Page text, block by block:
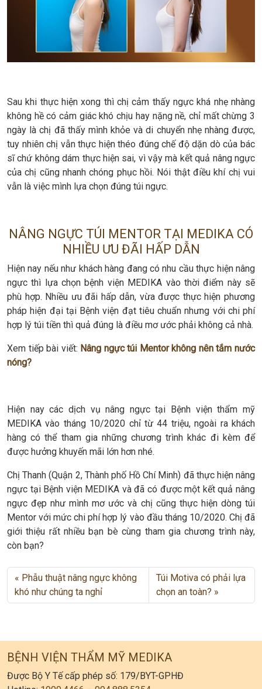
Sau khi thực hiện xong thì chị cảm thấy ngực khá nhẹ nhàng
không hề có cảm giác khó chịu hay nặng nề, chỉ mất chừng 3
ngày là chị đã thấy mình khỏe và di chuyển nhẹ nhàng được,
tuy nhiên chị vẫn thực hiện théo đúng chế độ dặn dò của bác
sĩ chứ không dám thực hiện sai, vì vậy mà kết quả nâng ngực
của chị cũng nhanh chóng phục hồi. Nói thật điều khí chị vui
vẫn là việc mình lựa chọn đúng túi ngực.
NÂNG NGỰC TÚI MENTOR TẠI MEDIKA CÓ
NHIỀU ƯU ĐÃI HẤP DẪN
Hiện nay nếu như khách hàng đang có nhu cầu thực hiện nâng
ngực thì lựa chọn bệnh viện MEDIKA vào thời điểm này sẽ
phù hợp. Nhiều ưu đãi hấp dẫn, vừa được thực hiện phương
pháp hiện đại tại Bệnh viện đạt tiêu chuẩn nhưng với chi phí
hợp lý túi tiền thì quả đúng là điều mơ ước phải không cả nhà.
Xem tiếp bài viết: Nâng ngực túi Mentor không nên tắm nước
nóng?
Hiện nay các dịch vụ nâng ngực tại Bệnh viện thẩm mỹ
MEDIKA vào tháng 10/2020 chỉ từ 44 triệu, ngoài ra khách
hàng có thể tham gia những chương trình khác đi kèm để
được hưởng khuyến mãi lớn hơn nhé.
Chị Thanh (Quận 2, Thành phố Hồ Chí Minh) đã thực hiện nâng
ngực tại Bệnh viện MEDIKA và đã có được một kết quả nâng
ngực đẹp như mình mơ ước và chị cũng thực hiện dòng túi
Mentor với mức chi phí hợp lý vào đầu tháng 10/2020. Chị đã
giới thiệu rất nhiều bạn bè cùng tham gia chương trình này,
còn bạn?
Phẫu thuật nâng ngực không
khó như chúng ta nghỉ
Túi Motiva có phải lựa
chọn an toàn?
BỆNH VIỆN THẨM MỸ MEDIKA
Được Bộ Y Tế cấp phép số: 179/BYT-GPHĐ